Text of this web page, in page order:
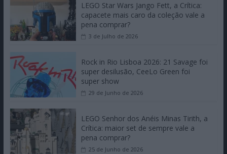
LEGO Star Wars Jango Fett, a Crítica:
capacete mais caro da coleção vale a
pena comprar?
3 de Julho de 2026
Rock in Rio Lisboa 2026: 21 Savage foi
super desilusão, CeeLo Green foi
super show
29 de Junho de 2026
LEGO Senhor dos Anéis Minas Tirith, a
Crítica: maior set de sempre vale a
pena comprar?
25 de Junho de 2026